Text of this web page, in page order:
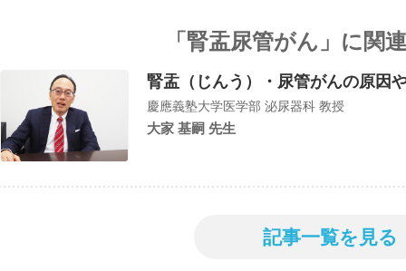
「腎盂尿管がん」に関
腎盂（じんう）・尿管がんの原因
慶應義塾大学医学部 泌尿器科 教授
大家 基嗣 先生
記事一覧を見る